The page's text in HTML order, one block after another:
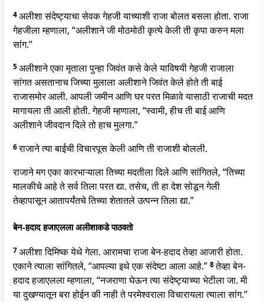
4अलीशा संदेष्ट्याचा सेवक गेहजी याच्याशी राजा बोलत बसला होता. राजा
गेहजीला म्हणाला, “अलीशाने जी मोठमोठी कृत्ये केली ती कृपा करुन मला
सांग.”
5अलीशाने एका मृताला पुन्हा जिवंत कसे केले याविषयी गेहजी राजाला
सांगत असतानाच जिच्या मुलाला अलीशाने जिवंत केले होते ती बाई
राजासमोर आली. आपली जमीन आणि घर परत मिळावे यासाठी राजाची मदत
मागायला ती आली होती. गेहजी म्हणाला, “स्वामी, हीच ती बाई आणि
अलीशाने जीवदान दिले तो हाच मुलगा.”
6राजाने त्या बाईची विचारपूस केली आणि ती राजाशी बोलली.
राजाने मग एका कारभाऱ्याला तिच्या मदतीला दिले आणि सांगितले, “तिच्या
मालकीचे आहे ते सर्व तिला परत द्या. तसेच, ती हा देश सोडून गेली
तेव्हापासून आतापर्यंतचे तिच्या शेतातले उत्पन्न तिला द्या.”
बेन-हदाद हजाएलला अलीशाकडे पाठवतो
7अलीशा दिमिष्क येथे गेला. आरामचा राजा बेन-हदाद तेव्हा आजारी होता.
एकाने त्याला सांगितले, “आपल्या इथे एक संदेष्टा आला आहे.” 8तेव्हा बेन-
हदाद हजाएलला म्हणाला, “नजराणा घेऊन त्या संदेष्ट्याच्या भेटीला जा. मी
या दुखण्यातून बरा होईन की नाही ते परमेश्वराला विचारायला त्याला सांग.”